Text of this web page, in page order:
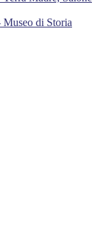
Museo di Storia